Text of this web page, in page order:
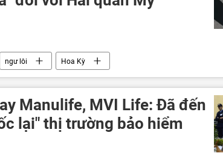
ngư lôi Hoa Kỳ
Manulife, MVI Life: Đã đến
lại" thị trường bảo hiểm